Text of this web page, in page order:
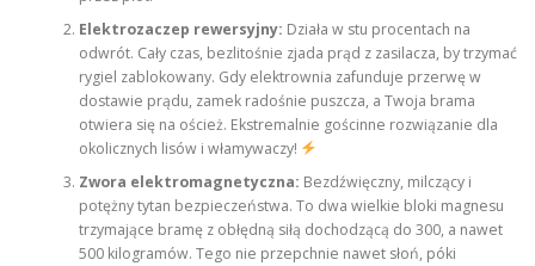
Elektrozaczep rewersyjny: Działa w stu procentach na
odwrót. Cały czas, bezlitośnie zjada prąd z zasilacza, by trzymać
rygiel zablokowany. Gdy elektrownia zafunduje przerwę w
dostawie prądu, zamek radośnie puszcza, a Twoja brama
otwiera się na oścież. Ekstremalnie gościnne rozwiązanie dla
okolicznych lisów i włamywaczy!
Zwora elektromagnetyczna: Bezdźwięczny, milczący i
potężny tytan bezpieczeństwa. To dwa wielkie bloki magnesu
trzymające bramę z obłędną siłą dochodzącą do 300, a nawet
500 kilogramów. Tego nie przepchnie nawet słoń, póki